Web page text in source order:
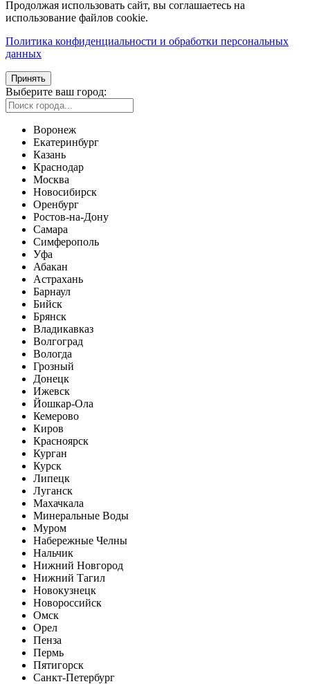
Продолжая использовать сайт, вы соглашаетесь на
использование файлов cookie.
Политика конфиденциальности и обработки персональных
данных
Принять
Выберите ваш город:
Воронеж
Екатеринбург
Казань
Краснодар
Москва
Новосибирск
Оренбург
Ростов-на-Дону
Самара
Симферополь
Уфа
Абакан
Астрахань
Барнаул
Бийск
Брянск
Владикавказ
Волгоград
Вологда
Грозный
Донецк
Ижевск
Йошкар-Ола
Кемерово
Киров
Красноярск
Курган
Курск
Липецк
Луганск
Махачкала
Минеральные Воды
Муром
Набережные Челны
Нальчик
Нижний Новгород
Нижний Тагил
Новокузнецк
Новороссийск
Омск
Орел
Пенза
Пермь
Пятигорск
Санкт-Петербург